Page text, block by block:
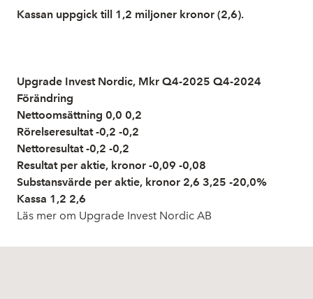
Kassan uppgick till 1,2 miljoner kronor (2,6).
Upgrade Invest Nordic, Mkr Q4-2025 Q4-2024
Förändring
Nettoomsättning 0,0 0,2
Rörelseresultat -0,2 -0,2
Nettoresultat -0,2 -0,2
Resultat per aktie, kronor -0,09 -0,08
Substansvärde per aktie, kronor 2,6 3,25 -20,0%
Kassa 1,2 2,6
Läs mer om Upgrade Invest Nordic AB